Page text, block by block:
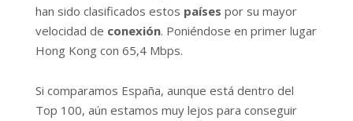
han sido clasificados estos países por su mayor
velocidad de conexión. Poniéndose en primer lugar
Hong Kong con 65,4 Mbps.
Si comparamos España, aunque está dentro del
Top 100, aún estamos muy lejos para conseguir